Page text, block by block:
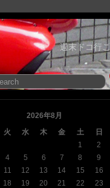
週末ドコ行こ
2026年8月
火 水 木 金 土
日
1
2
4 5 6 7 8
9
11 12 13 14 15
16
18 19 20 21 22
23